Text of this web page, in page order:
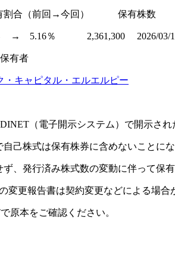
有割合（前回→今回） 保有株
→ 5.16％ 2,361,300 2026/03/10
有者
・キャピタル・エルエルピー
（電子開示システム）で開示さ
己株式は保有株券に含めないことに
、発行済み株式数の変動に伴って保
変更報告書は契約変更などによる場合
原本をご確認ください。